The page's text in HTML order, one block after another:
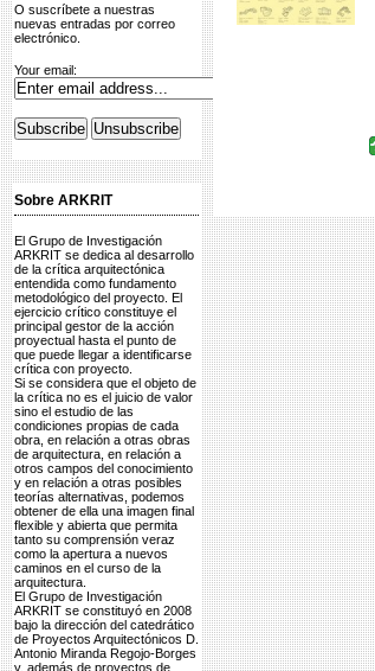
O suscríbete a nuestras
nuevas entradas por correo
electrónico.
Your email:
Sobre ARKRIT
El Grupo de Investigación
ARKRIT se dedica al desarrollo
de la crítica arquitectónica
entendida como fundamento
metodológico del proyecto. El
ejercicio crítico constituye el
principal gestor de la acción
proyectual hasta el punto de
que puede llegar a identificarse
crítica con proyecto.
Si se considera que el objeto de
la crítica no es el juicio de valor
sino el estudio de las
condiciones propias de cada
obra, en relación a otras obras
de arquitectura, en relación a
otros campos del conocimiento
y en relación a otras posibles
teorías alternativas, podemos
obtener de ella una imagen final
flexible y abierta que permita
tanto su comprensión veraz
como la apertura a nuevos
caminos en el curso de la
arquitectura.
El Grupo de Investigación
ARKRIT se constituyó en 2008
bajo la dirección del catedrático
de Proyectos Arquitectónicos D.
Antonio Miranda Regojo-Borges
y, además de proyectos de